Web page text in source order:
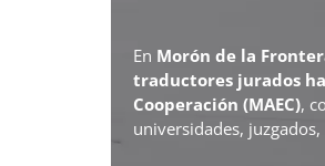
En Morón de la
traductores jurados
Cooperación (MAEC),
universidades,